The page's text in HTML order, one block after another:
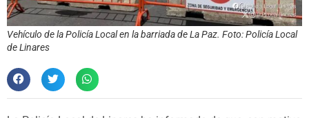
Vehículo de la Policía Local en la barriada de La Paz. Foto: Policía Local
de Linares